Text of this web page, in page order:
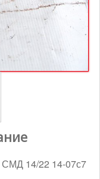
СМД 14/22 14-07с7